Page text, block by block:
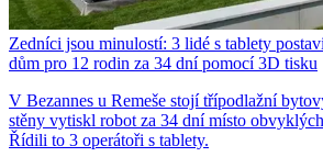
Zedníci jsou minulostí: 3 lidé s tablety
dům pro 12 rodin za 34 dní pomocí 3D tisku
V Bezannes u Remeše stojí třípodlažní
stěny vytiskl robot za 34 dní místo
Řídili to 3 operátoři s tablety.